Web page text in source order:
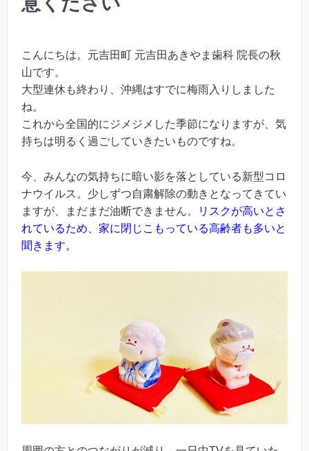
こんにちは。元吉田町 元吉田あきやま歯科 院長の秋
山です。
大型連休も終わり、沖縄はすでに梅雨入りしました
ね。
これから全国的にジメジメした季節になりますが、気
持ちは明るく過ごしていきたいものですね。
今、みんなの気持ちに暗い影を落としている新型コロ
ナウイルス。少しずつ自粛解除の動きとなってきてい
ますが、まだまだ油断できません。
リスクが高いとさ
れているため、家に閉じこもっている高齢者も多いと
聞きます。